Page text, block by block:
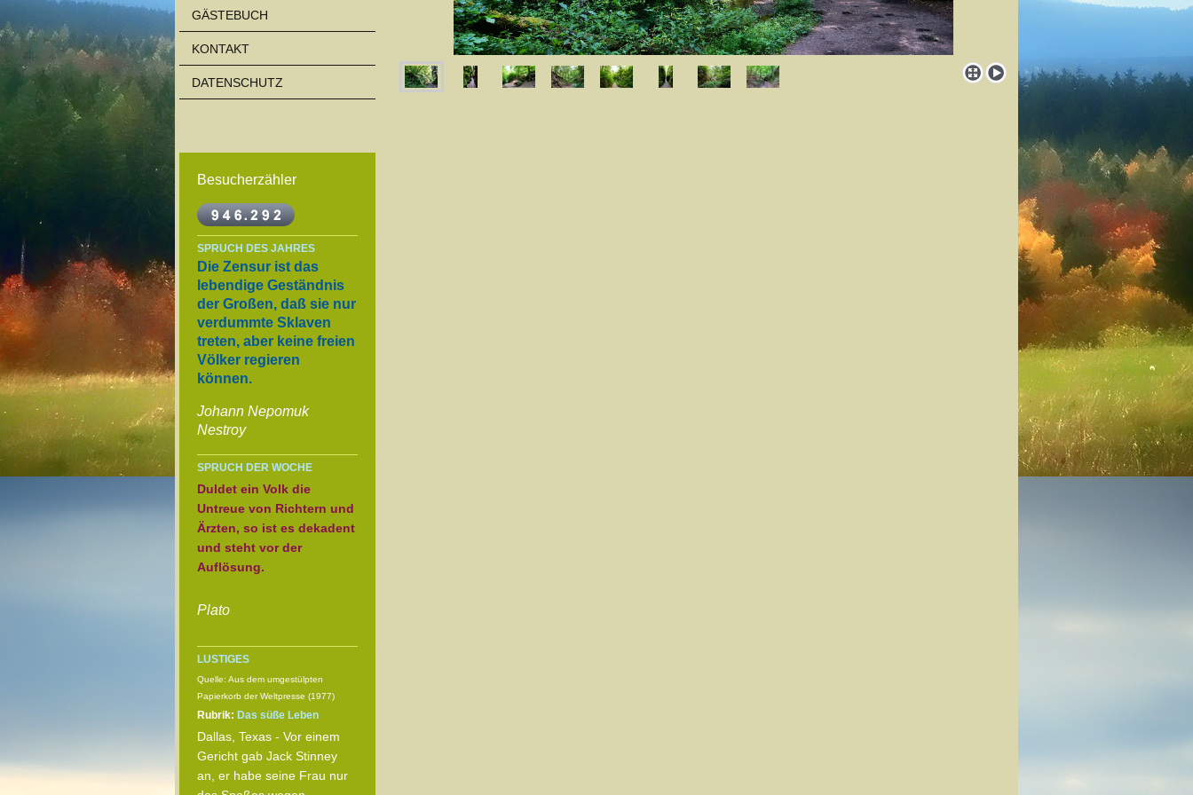
GÄSTEBUCH
KONTAKT
DATENSCHUTZ
Besucherzähler
SPRUCH DES JAHRES
Die Zensur ist das
lebendige Geständnis
der Großen, daß sie nur
verdummte Sklaven
treten, aber keine freien
Völker regieren
können.
Johann Nepomuk
Nestroy
SPRUCH DER WOCHE
Duldet ein Volk die
Untreue von Richtern und
Ärzten, so ist es dekadent
und steht vor der
Auflösung.
Plato
LUSTIGES
Quelle: Aus dem umgestülpten
Papierkorb der Weltpresse (1977)
Rubrik: Das süße Leben
Dallas, Texas - Vor einem
Gericht gab Jack Stinney
an, er habe seine Frau nur